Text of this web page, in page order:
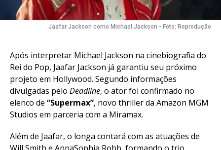
Jaafar Jackson como Michael Jackson - Foto: Reprodução
Após interpretar Michael Jackson na cinebiografia do
Rei do Pop, Jaafar Jackson já garantiu seu próximo
projeto em Hollywood. Segundo informações
divulgadas pelo Deadline, o ator foi confirmado no
elenco de “Supermax”, novo thriller da Amazon MGM
Studios em parceria com a Miramax.
Além de Jaafar, o longa contará com as atuações de